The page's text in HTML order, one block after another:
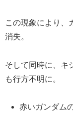
この現象により、
消失。
そして同時に、キ
も行方不明に。
赤いガンダム